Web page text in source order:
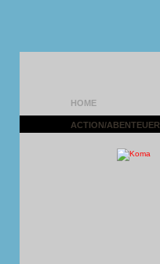
HOME
ACTION/ABENTEUER